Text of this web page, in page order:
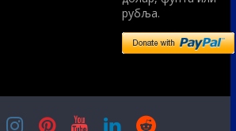
рубља.